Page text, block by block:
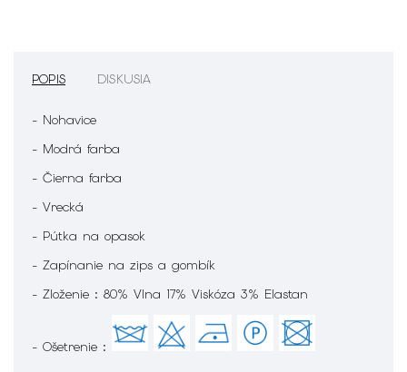
POPIS DISKUSIA
- Nohavice
- Modrá farba
- Čierna farba
- Vrecká
- Pútka na opasok
- Zapínanie na zips a gombík
- Zloženie : 80% Vlna 17% Viskóza 3% Elastan
- Ošetrenie :